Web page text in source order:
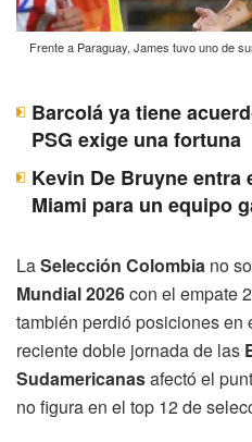
Frente a Paraguay, James tuvo uno de
Barcolá ya tiene
PSG exige una fortuna
Kevin De Bruyne
Miami para un equipo
LaSelección Colombia no
Mundial 2026con el empate
también perdió posiciones en
reciente doble jornada de las
Sudamericanasafectó el
no figura en el top 12 de